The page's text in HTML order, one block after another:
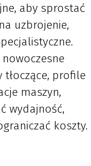
aby sprostać
uzbrojenie,
tłoczące, profile
maszyn,
wydajność,
koszty.